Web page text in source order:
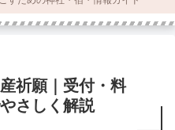
祈願｜受付・料
さしく解説